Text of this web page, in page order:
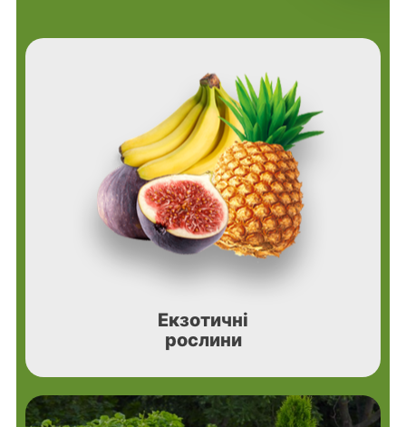
Екзотичні
рослини